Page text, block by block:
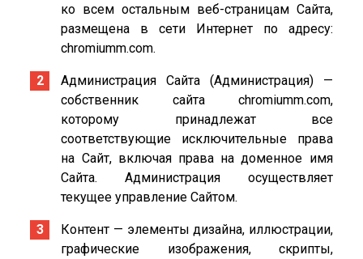
ко всем остальным веб-страницам Сайта,
размещена в сети Интернет по адресу:
chromiumm.com.
Администрация Сайта (Администрация) —
собственник сайта chromiumm.com,
которому принадлежат все
соответствующие исключительные права
на Сайт, включая права на доменное имя
Сайта. Администрация осуществляет
текущее управление Сайтом.
Контент — элементы дизайна, иллюстрации,
графические изображения, скрипты,